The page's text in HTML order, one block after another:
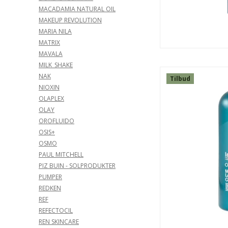
SPAR
24%
MACADAMIA NATURAL OIL
MAKEUP REVOLUTION
MARIA NILA
MATRIX
MAVALA
MILK_SHAKE
NAK
NIOXIN
OLAPLEX
OLAY
OROFLUIDO
OSIS+
OSMO
PAUL MITCHELL
PIZ BUIN - SOLPRODUKTER
PUMPER
REDKEN
REF
REFECTOCIL
REN SKINCARE
Tilbud